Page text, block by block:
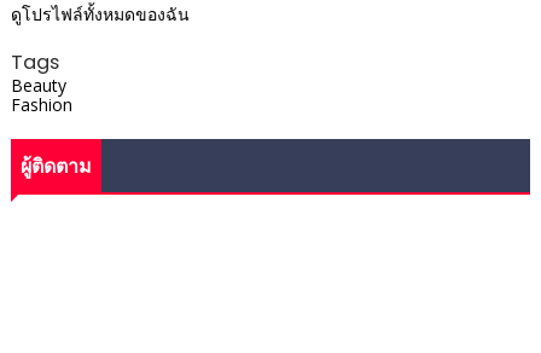
ดูโปรไฟล์ทั้งหมดของฉัน
Tags
Beauty
Fashion
ผู้ติดตาม